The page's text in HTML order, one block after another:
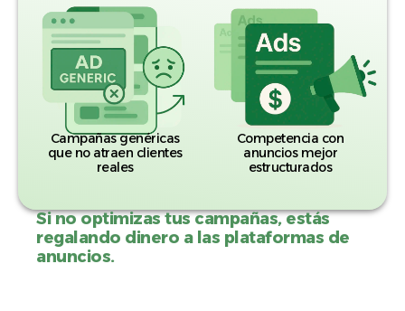
Campañas genéricas
que no atraen clientes
reales
Competencia con
anuncios mejor
estructurados
Si no optimizas tus campañas, estás
regalando dinero a las plataformas de
anuncios.